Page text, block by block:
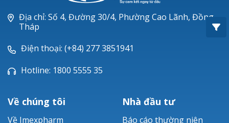
Piperacillin
Ticarlinat®
Zobacta®
Bacsulfo®
Địa chỉ: Số 4, Đường 30/4, Phường Cao Lãnh, Đồng
Tháp
Điện thoại: (+84) 277 3851941
Hotline: 1800 5555 35
Về chúng tôi
Về Imexpharm
Nhà đầu tư
Báo cáo thường niên